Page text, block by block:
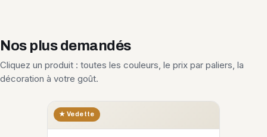
Nos plus demandés
Cliquez un produit : toutes les couleurs, le prix par paliers, la
décoration à votre goût.
★ Vedette